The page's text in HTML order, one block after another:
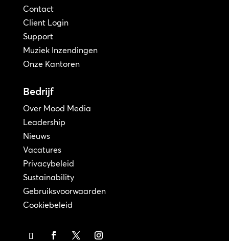
Contact
Client Login
Support
Muziek Inzendingen
Onze Kantoren
Bedrijf
Over Mood Media
Leadership
Nieuws
Vacatures
Privacybeleid
Sustainability
Gebruiksvoorwaarden
Cookiebeleid